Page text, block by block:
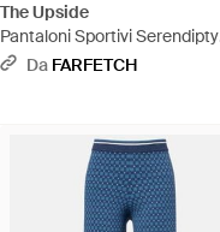
The Upside
Pantaloni Sportivi Serendipty
Harrison - Rosso
Da FARFETCH